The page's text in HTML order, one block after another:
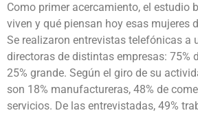
Como primer acercamiento, el estudio
viven y qué piensan hoy esas mujeres
Se realizaron entrevistas telefónicas a
directoras de distintas empresas: 75%
25% grande. Según el giro de su
son 18% manufactureras, 48% de
servicios. De las entrevistadas, 49%